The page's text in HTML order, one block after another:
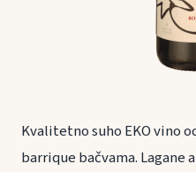
Kvalitetno suho EKO vino
barrique bačvama.